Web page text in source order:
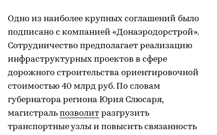
Одно из наиболее крупных соглашений было
подписано с компанией «Донаэродорстрой».
Сотрудничество предполагает реализацию
инфраструктурных проектов в сфере
дорожного строительства ориентировочной
стоимостью 40 млрд руб. По словам
губернатора региона Юрия Слюсаря,
магистраль позволит разгрузить
транспортные узлы и повысить связанность